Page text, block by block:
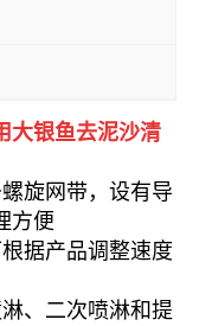
大银鱼去泥沙清
旋网带，设有导
方便
据产品调整速度
、二次喷淋和提